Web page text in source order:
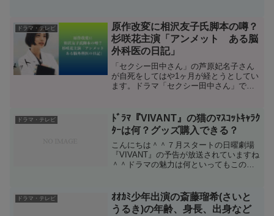
放送では、相馬悠依(そうまゆい)を演じた
井上真央(い...
ドラマ・テレビ
原作改変に相沢友子氏脚本の噂？
杉咲花主演「アンメット ある脳
外科医の日記」
「セクシー田中さん」の芦原妃名子さん
が自死をしてはや1ヶ月が経とうとしてい
ます。ドラマ「セクシー田中さん」で原
た。それに対しドラマ脚本家の相沢友子
氏が自分はラスト2話に...
ドラマ・テレビ
ﾄﾞﾗﾏ『VIVANT』の猫のﾏｽｺｯﾄｷｬﾗｸ
ﾀｰは何？グッズ購入できる？
こんにちは＾＾７月スタートの日曜劇場
『VIVANT』の予告が放送されていますね
＾＾ドラマの魅力は何といってもこの豪
りそうで、放送前からかなり話題となっ
ています＾＾公式T...
ドラマ・テレビ
ｵｵｶﾐ少年出演の斎藤瑠希(さいと
うるき)の年齢、身長、出身など